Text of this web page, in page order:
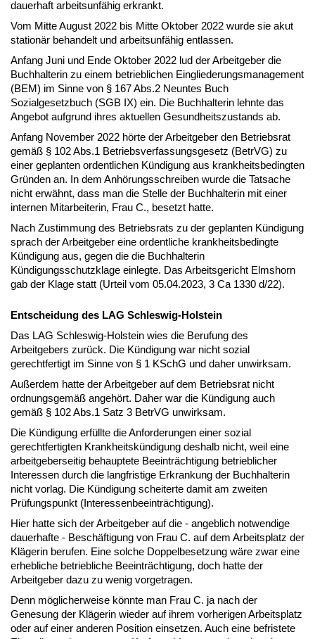
dauerhaft arbeitsunfähig erkrankt.
Vom Mitte August 2022 bis Mitte Oktober 2022 wurde sie akut
stationär behandelt und arbeitsunfähig entlassen.
Anfang Juni und Ende Oktober 2022 lud der Arbeitgeber die
Buchhalterin zu einem betrieblichen Eingliederungsmanagement
(BEM) im Sinne von § 167 Abs.2 Neuntes Buch
Sozialgesetzbuch (SGB IX) ein. Die Buchhalterin lehnte das
Angebot aufgrund ihres aktuellen Gesundheitszustands ab.
Anfang November 2022 hörte der Arbeitgeber den Betriebsrat
gemäß § 102 Abs.1 Betriebsverfassungsgesetz (BetrVG) zu
einer geplanten ordentlichen Kündigung aus krankheitsbedingten
Gründen an. In dem Anhörungsschreiben wurde die Tatsache
nicht erwähnt, dass man die Stelle der Buchhalterin mit einer
internen Mitarbeiterin, Frau C., besetzt hatte.
Nach Zustimmung des Betriebsrats zu der geplanten Kündigung
sprach der Arbeitgeber eine ordentliche krankheitsbedingte
Kündigung aus, gegen die die Buchhalterin
Kündigungsschutzklage einlegte. Das Arbeitsgericht Elmshorn
gab der Klage statt (Urteil vom 05.04.2023, 3 Ca 1330 d/22).
Entscheidung des LAG Schleswig-Holstein
Das LAG Schleswig-Holstein wies die Berufung des
Arbeitgebers zurück. Die Kündigung war nicht sozial
gerechtfertigt im Sinne von § 1 KSchG und daher unwirksam.
Außerdem hatte der Arbeitgeber auf dem Betriebsrat nicht
ordnungsgemäß angehört. Daher war die Kündigung auch
gemäß § 102 Abs.1 Satz 3 BetrVG unwirksam.
Die Kündigung erfüllte die Anforderungen einer sozial
gerechtfertigten Krankheitskündigung deshalb nicht, weil eine
arbeitgeberseitig behauptete Beeinträchtigung betrieblicher
Interessen durch die langfristige Erkrankung der Buchhalterin
nicht vorlag. Die Kündigung scheiterte damit am zweiten
Prüfungspunkt (Interessenbeeinträchtigung).
Hier hatte sich der Arbeitgeber auf die - angeblich notwendige
dauerhafte - Beschäftigung von Frau C. auf dem Arbeitsplatz der
Klägerin berufen. Eine solche Doppelbesetzung wäre zwar eine
erhebliche betriebliche Beeinträchtigung, doch hatte der
Arbeitgeber dazu zu wenig vorgetragen.
Denn möglicherweise könnte man Frau C. ja nach der
Genesung der Klägerin wieder auf ihrem vorherigen Arbeitsplatz
oder auf einer anderen Position einsetzen. Auch eine befristete